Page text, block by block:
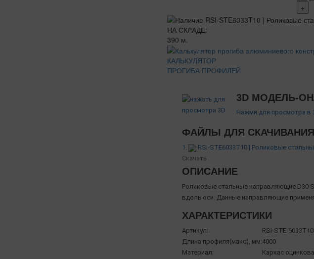
+
НА СКЛАДЕ:
390 м.
КАЛЬКУЛЯТОР
ПРОГИБА ПРОФИЛЕЙ
3D МОДЕЛЬ-
Нажми для просмотра в
ФАЙЛЫ ДЛЯ
1.
RSI-STE6033T10 | Роликовые
Скачать
ОПИСАНИЕ
Роликовые стальные направляющие D30
вдоль оси. Данные направляющие
ХАРАКТЕРИСТИКИ
Артикул:
RSI-STE-6033T10
Длина профиля(макс), мм:4000
Материал:
Каркас